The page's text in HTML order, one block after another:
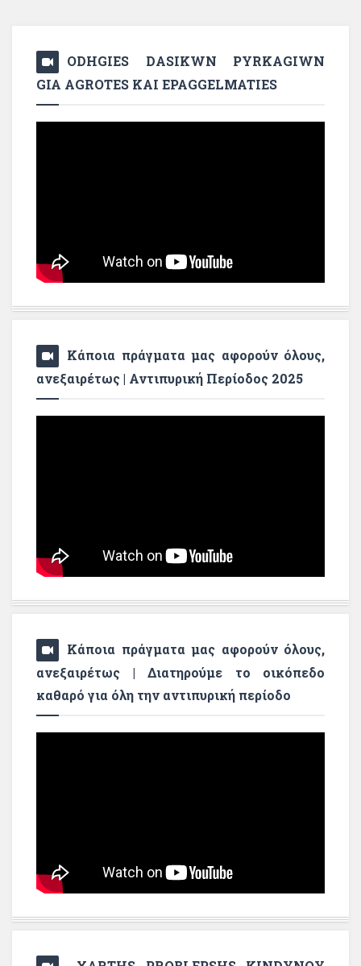
ODHGIES DASIKWN PYRKAGIWN
GIA AGROTES KAI EPAGGELMATIES
Κάποια πράγματα μας αφορούν όλους,
ανεξαιρέτως | Αντιπυρική Περίοδος 2025
Κάποια πράγματα μας αφορούν όλους,
ανεξαιρέτως | Διατηρούμε το οικόπεδο
καθαρό για όλη την αντιπυρική περίοδο